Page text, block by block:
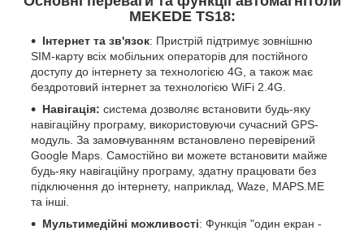
MEKEDE TS18:
Інтернет та зв'язок: Пристрій підтримує зовнішню
SIM-карту всіх мобільних операторів для постійного
доступу до інтернету за технологією 4G, а також має
бездротовий інтернет за технологією WiFi 2.4G.
Навігація: система дозволяє встановити будь-яку
навігаційну програму, використовуючи сучасний GPS-
модуль. За замовчуванням встановлено перевірений
Google Maps. Самостійно ви можете встановити майже
будь-яку навігаційну програму, здатну працювати без
підключення до інтернету, наприклад, Waze, MAPS.ME
та інші.
Мультимедійні можливості: Функція "один екран -